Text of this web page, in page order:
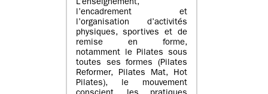
L’enseignement,
l’encadrement et
l’organisation d’activités
physiques, sportives et de
remise en forme,
notamment le Pilates sous
toutes ses formes (Pilates
Reformer, Pilates Mat, Hot
Pilates), le mouvement